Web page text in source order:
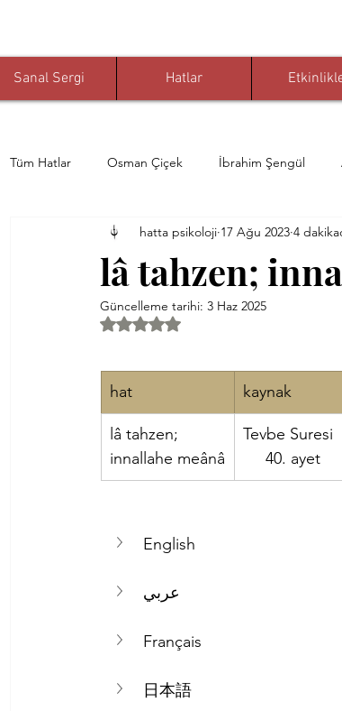
Sanal Sergi Hatlar
Tüm Hatlar Osman Çiçek İbrahim Şengül
Zeynep Albayrak Prof. Dr. Ömer Karaoğlu
Muhammed Nuri Çelikkaya Yahya Yaldız
Prof. Dr. Paul Bloom Osman
lâ tahzen;
hatta psikoloji 17 Ağu 2023 4
Güncelleme tarihi: 3 Haz 2025
5 üzerinden NaN yıldız
hat kaynak
lâ tahzen;
innallahe meânâ
Tevbe
     40. ayet
English
عربي
Français
日本語